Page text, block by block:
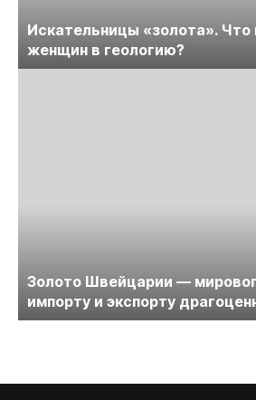
Искательницы «золота». Что
женщин в геологию?
Золото Швейцарии —
импорту и экспорту